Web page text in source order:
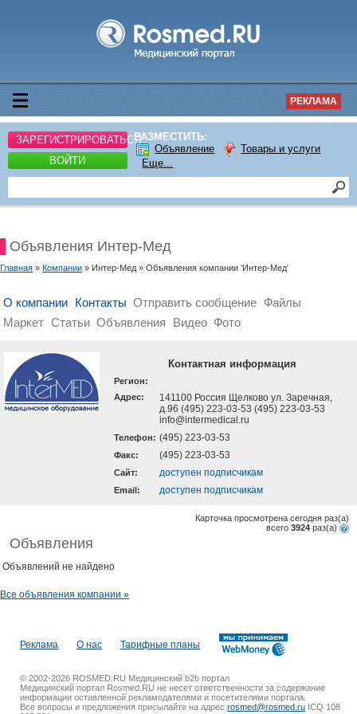
РЕКЛАМА
ЗАРЕГИСТРИРОВАТЬСЯ
ВОЙТИ
РАЗМЕСТИТЬ:
Объявление
Товары и услуги
Еще...
Объявления Интер-Мед
Главная » Компании » Интер-Мед » Объявления компании 'Интер-Мед'
О компании Контакты Отправить сообщение Файлы
Маркет Статьи Объявления Видео Фото
Контактная информация
Регион:
Адрес:
141100 Россия Щелково ул. Заречная,
д.96 (495) 223-03-53 (495) 223-03-53
info@intermedical.ru
Телефон: (495) 223-03-53
Факс: (495) 223-03-53
Cайт: доступен подписчикам
Email: доступен подписчикам
Карточка просмотрена сегодня раз(a)
всего 3924 раз(a)
Объявления
Объявлений не найдено
Все объявления компании »
Реклама О нас Тарифные планы
© 2002-2026 ROSMED.RU Медицинский b2b портал
Медицинский портал Rosmed.RU не несет ответственности за содержание
информации оставленной рекламодателями и посетителями портала.
Все вопросы и предложения присылайте на адрес rosmed@rosmed.ru ICQ 108